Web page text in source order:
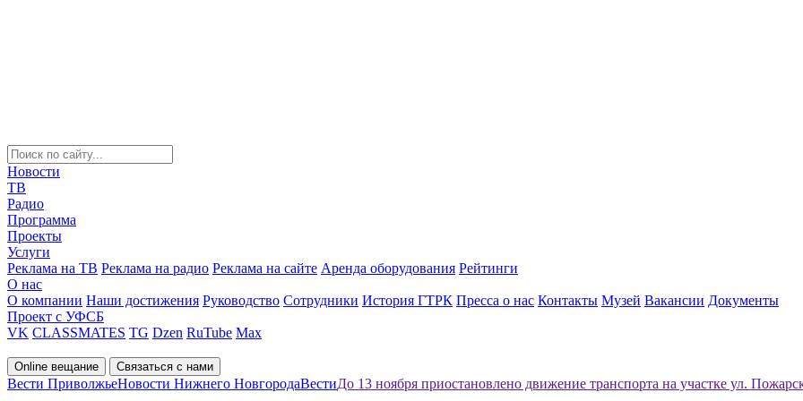
Новости
ТВ
Радио
Программа
Проекты
Услуги
Реклама на ТВ Реклама на радио Реклама на сайте Аренда оборудования Рейтинги
О нас
О компании Наши достижения Руководство Сотрудники История ГТРК Пресса о нас Контакты Музей Вакансии Документы
Проект с УФСБ
VK CLASSMATES TG Dzen RuTube Max
Online вещание Связаться с нами
Вести ПриволжьеНовости Нижнего НовгородаВестиДо 13 ноября приостановлено движение транспорта на участке ул.